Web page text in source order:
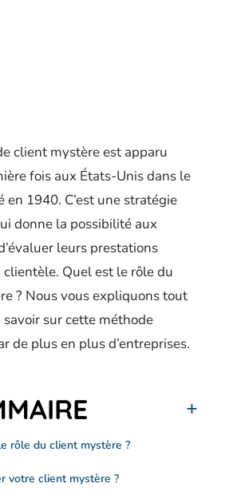
client mystère est apparu
fois aux États-Unis dans le
en 1940. C’est une stratégie
donne la possibilité aux
leurs prestations
clientèle. Quel est le rôle du
? Nous vous expliquons tout
savoir sur cette méthode
de plus en plus d’entreprises.
rôle du client mystère ?
votre client mystère ?